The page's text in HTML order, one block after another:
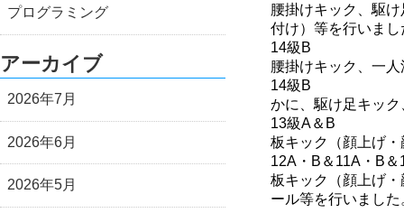
腰掛けキック、駆
付け）等を行いまし
14級B
腰掛けキック、一
14級B
かに、駆け足キッ
13級A＆B
板キック（顔上げ
12A ・B ＆11A ・B ＆
板キック（顔上げ
ール等を行いました
プログラミング
アーカイブ
2026年7月
2026年6月
2026年5月